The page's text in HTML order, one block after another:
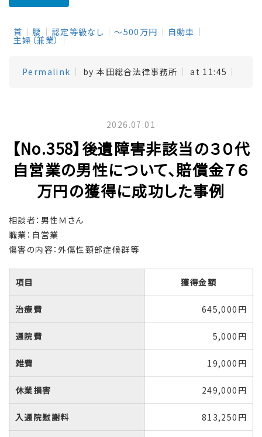
首 腰 認定等級なし ～500万円 自動車
主婦（兼業）
Permalink by 本田総合法律事務所 at 11:45
2026.07.01
【No.358】後遺障害非該当の３０代
自営業の男性について、賠償金７６
万円の獲得に成功した事例
相談者：男性Ｍさん
職業：自営業
傷害の内容：外傷性頚部症候群等
項目 獲得金額
治療費 645,000円
通院費 5,000円
雑費 19,000円
休業損害 249,000円
入通院慰謝料 813,250円